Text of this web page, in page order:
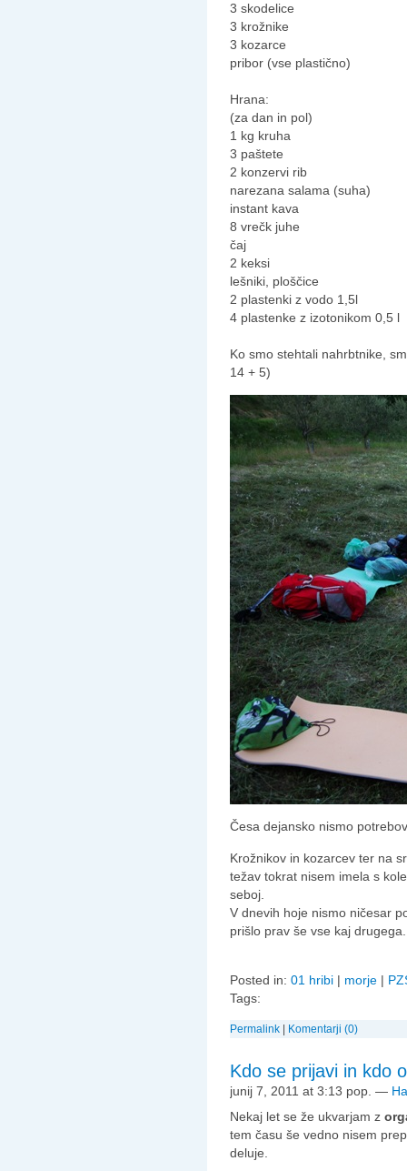
3 skodelice
3 krožnike
3 kozarce
pribor (vse plastično)
Hrana:
(za dan in pol)
1 kg kruha
3 paštete
2 konzervi rib
narezana salama (suha)
instant kava
8 vrečk juhe
čaj
2 keksi
lešniki, ploščice
2 plastenki z vodo 1,5l
4 plastenke z izotonikom 0,5 l
Ko smo stehtali nahrbtnike,
14 + 5)
Česa dejansko nismo
Krožnikov in kozarcev ter na
težav tokrat nisem imela s
seboj.
V dnevih hoje nismo ničesar
prišlo prav še vse kaj drugega.
Posted in: 01 hribi | morje |
Tags:
Permalink Komentarji (0)
Kdo se prijavi in kdo
junij 7, 2011 at 3:13 pop. —
Nekaj let se že ukvarjam z
tem času še vedno nisem
deluje.